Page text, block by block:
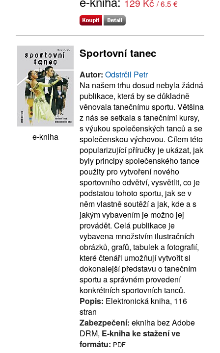
129 Kč / 6.5 €
e-kniha
Sportovní tanec
Autor: Odstrčil Petr
Na našem trhu dosud nebyla žádná
publikace, která by se důkladně
věnovala tanečnímu sportu. Většina
z nás se setkala s tanečními kursy,
s výukou společenských tanců a se
společenskou výchovou. Cílem této
popularizující příručky je ukázat, jak
byly principy společenského tance
použity pro vytvoření nového
sportovního odvětví, vysvětlit, co je
podstatou tohoto sportu, jak se v
něm vlastně soutěží a jak, kde a s
jakým vybavením je možno jej
provádět. Celá publikace je
vybavena množstvím ilustračních
obrázků, grafů, tabulek a fotografií,
které čtenáři umožňují vytvořit si
dokonalejší představu o tanečním
sportu a správném provedení
konkrétních sportovních tanců.
Popis: Elektronická kniha, 116
stran
Zabezpečení: ekniha bez Adobe
DRM, E-kniha ke stažení ve
formátu: PDF